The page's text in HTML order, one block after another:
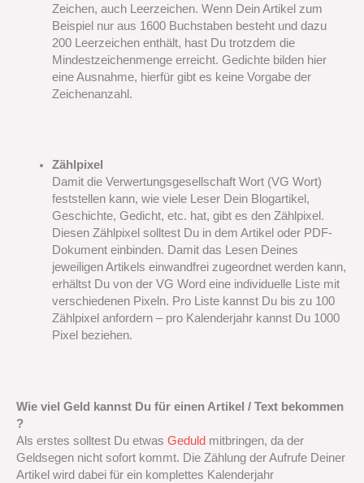
Zeichen, auch Leerzeichen. Wenn Dein Artikel zum
Beispiel nur aus 1600 Buchstaben besteht und dazu
200 Leerzeichen enthält, hast Du trotzdem die
Mindestzeichenmenge erreicht. Gedichte bilden hier
eine Ausnahme, hierfür gibt es keine Vorgabe der
Zeichenanzahl.
Zählpixel
Damit die Verwertungsgesellschaft Wort (VG Wort)
feststellen kann, wie viele Leser Dein Blogartikel,
Geschichte, Gedicht, etc. hat, gibt es den Zählpixel.
Diesen Zählpixel solltest Du in dem Artikel oder PDF-
Dokument einbinden. Damit das Lesen Deines
jeweiligen Artikels einwandfrei zugeordnet werden kann,
erhältst Du von der VG Word eine individuelle Liste mit
verschiedenen Pixeln. Pro Liste kannst Du bis zu 100
Zählpixel anfordern – pro Kalenderjahr kannst Du 1000
Pixel beziehen.
Wie viel Geld kannst Du für einen Artikel / Text bekommen
?
Als erstes solltest Du etwas Geduld mitbringen, da der
Geldsegen nicht sofort kommt. Die Zählung der Aufrufe Deiner
Artikel wird dabei für ein komplettes Kalenderjahr